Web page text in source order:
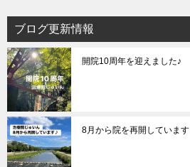
ブログ更新情報
開院10周年を迎えました♪
8月から院を再開しています